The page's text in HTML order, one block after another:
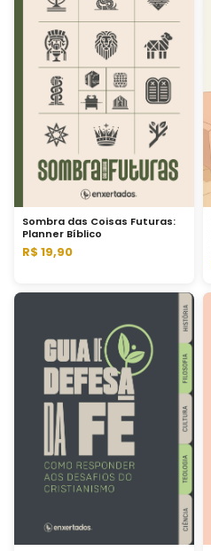
Sombra das Coisas Futuras:
Planner Bíblico
R$ 19,90